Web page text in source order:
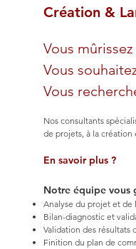
Création &
Vous
Vous
Vous
Nos consultants
de projets, à la création
En savoir plus ?
Notre équipe vous
Analyse du projet et
Bilan-diagnostic et
Validation des résultats
Finition du plan de